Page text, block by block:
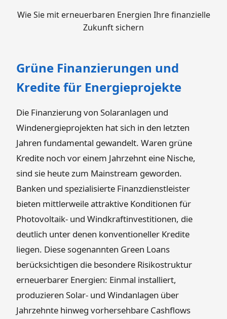
Wie Sie mit erneuerbaren Energien Ihre finanzielle
Zukunft sichern
Grüne Finanzierungen und
Kredite für Energieprojekte
Die Finanzierung von Solaranlagen und
Windenergieprojekten hat sich in den letzten
Jahren fundamental gewandelt. Waren grüne
Kredite noch vor einem Jahrzehnt eine Nische,
sind sie heute zum Mainstream geworden.
Banken und spezialisierte Finanzdienstleister
bieten mittlerweile attraktive Konditionen für
Photovoltaik- und Windkraftinvestitionen, die
deutlich unter denen konventioneller Kredite
liegen. Diese sogenannten Green Loans
berücksichtigen die besondere Risikostruktur
erneuerbarer Energien: Einmal installiert,
produzieren Solar- und Windanlagen über
Jahrzehnte hinweg vorhersehbare Cashflows